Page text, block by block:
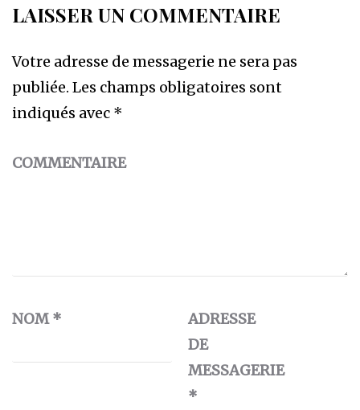
LAISSER UN COMMENTAIRE
Votre adresse de messagerie ne sera pas
publiée. Les champs obligatoires sont
indiqués avec *
COMMENTAIRE
NOM*
ADRESSE
DE
MESSAGERIE
*